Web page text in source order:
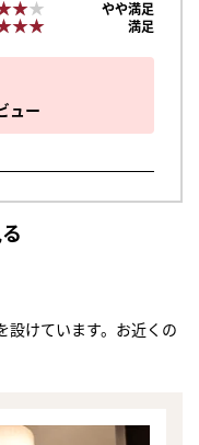
ュー
やや満足
満足
設けています。お近くの